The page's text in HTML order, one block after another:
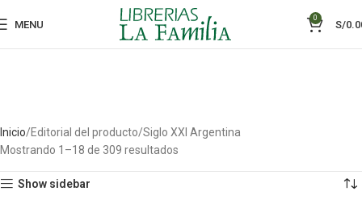
MENU
0
S/
Inicio Editorial del producto Siglo XXI Argentina
Mostrando 1–18 de 309 resultados
Show sidebar